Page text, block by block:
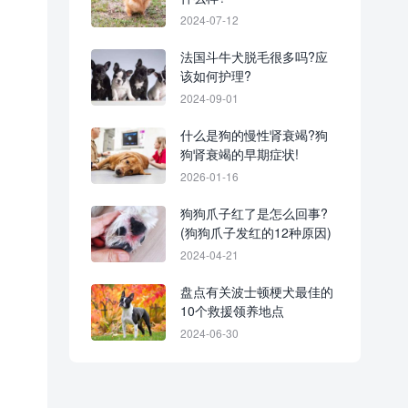
2024-07-12
法国斗牛犬脱毛很多吗?应
该如何护理?
2024-09-01
什么是狗的慢性肾衰竭?狗
狗肾衰竭的早期症状!
2026-01-16
狗狗爪子红了是怎么回事?
(狗狗爪子发红的12种原因)
2024-04-21
盘点有关波士顿梗犬最佳的
10个救援领养地点
2024-06-30